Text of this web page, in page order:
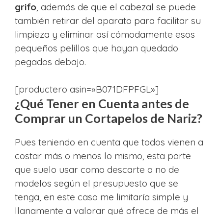
grifo, además de que el cabezal se puede
también retirar del aparato para facilitar su
limpieza y eliminar así cómodamente esos
pequeños pelillos que hayan quedado
pegados debajo.
[productero asin=»B071DFPFGL»]
¿Qué Tener en Cuenta antes de
Comprar un Cortapelos de Nariz?
Pues teniendo en cuenta que todos vienen a
costar más o menos lo mismo, esta parte
que suelo usar como descarte o no de
modelos según el presupuesto que se
tenga, en este caso me limitaría simple y
llanamente a valorar qué ofrece de más el